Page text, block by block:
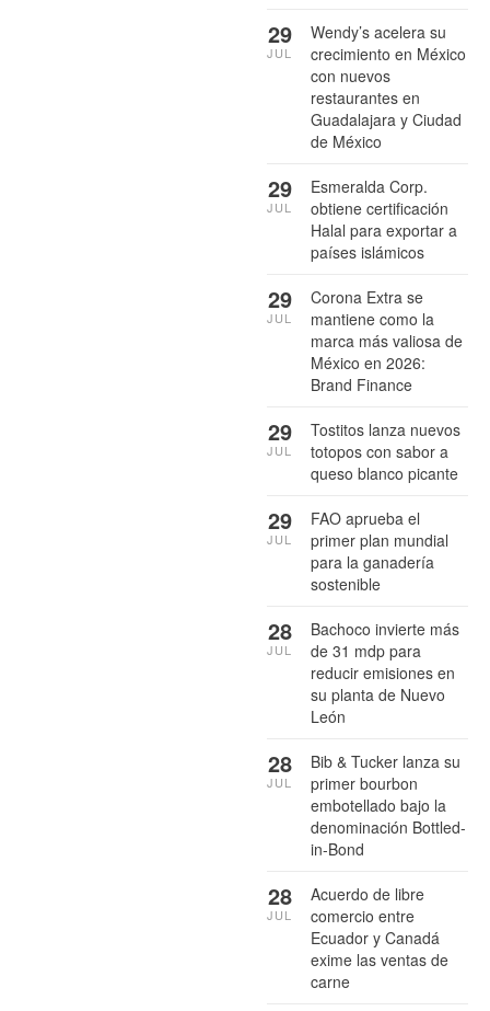
Wendy’s acelera su
crecimiento en México
con nuevos
restaurantes en
Guadalajara y Ciudad
de México
29
JUL
Esmeralda Corp.
obtiene certificación
Halal para exportar a
países islámicos
29
JUL
Corona Extra se
mantiene como la
marca más valiosa de
México en 2026:
Brand Finance
29
JUL
Tostitos lanza nuevos
totopos con sabor a
queso blanco picante
29
JUL
FAO aprueba el
primer plan mundial
para la ganadería
sostenible
29
JUL
Bachoco invierte más
de 31 mdp para
reducir emisiones en
su planta de Nuevo
León
28
JUL
Bib & Tucker lanza su
primer bourbon
embotellado bajo la
denominación Bottled-
in-Bond
28
JUL
Acuerdo de libre
comercio entre
Ecuador y Canadá
exime las ventas de
carne
28
JUL